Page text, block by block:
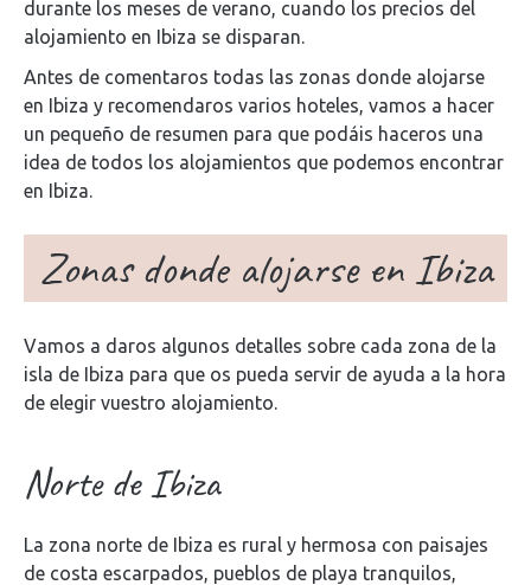
durante los meses de verano, cuando los precios del
alojamiento en Ibiza se disparan.
Antes de comentaros todas las zonas donde alojarse
en Ibiza y recomendaros varios hoteles, vamos a hacer
un pequeño de resumen para que podáis haceros una
idea de todos los alojamientos que podemos encontrar
en Ibiza.
Zonas donde alojarse en Ibiza
Vamos a daros algunos detalles sobre cada zona de la
isla de Ibiza para que os pueda servir de ayuda a la hora
de elegir vuestro alojamiento.
Norte de Ibiza
La zona norte de Ibiza es rural y hermosa con paisajes
de costa escarpados, pueblos de playa tranquilos,